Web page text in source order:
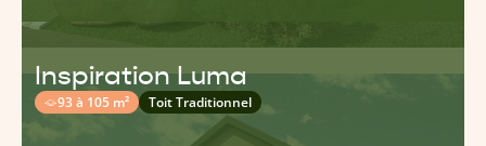
Inspiration Luma
93 à 105 m² Toit Traditionnel